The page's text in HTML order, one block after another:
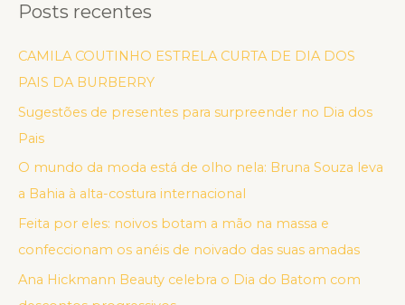
Posts recentes
CAMILA COUTINHO ESTRELA CURTA DE DIA DOS
PAIS DA BURBERRY
Sugestões de presentes para surpreender no Dia dos
Pais
O mundo da moda está de olho nela: Bruna Souza leva
a Bahia à alta-costura internacional
Feita por eles: noivos botam a mão na massa e
confeccionam os anéis de noivado das suas amadas
Ana Hickmann Beauty celebra o Dia do Batom com